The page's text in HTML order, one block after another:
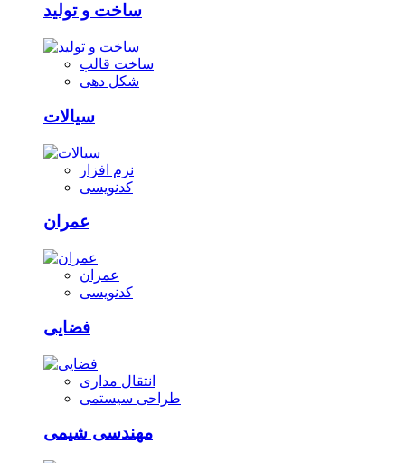
ساخت و تولید
ساخت قالب
شکل دهی
سیالات
نرم افزار
کدنویسی
عمران
عمران
کدنویسی
فضایی
انتقال مداری
طراحی سیستمی
مهندسی شیمی